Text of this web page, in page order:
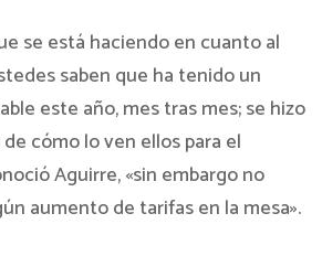
se está haciendo en cuanto al
saben que ha tenido un
este año, mes tras mes; se hizo
cómo lo ven ellos para el
Aguirre, «sin embargo no
aumento de tarifas en la mesa».